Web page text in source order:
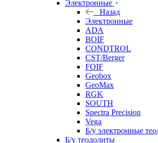
Электронные
Назад
Электронные
ADA
BOIF
CONDTROL
CST/Berger
FOIF
Geobox
GeoMax
RGK
SOUTH
Spectra Precision
Vega
Б/у электронные
Б/у теодолиты